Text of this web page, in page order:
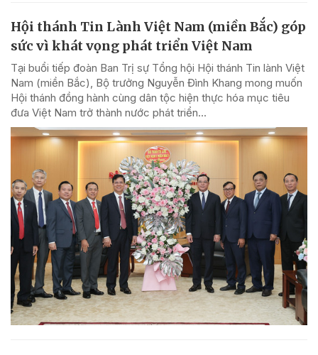
Hội thánh Tin Lành Việt Nam (miền Bắc) góp
sức vì khát vọng phát triển Việt Nam
Tại buổi tiếp đoàn Ban Trị sự Tổng hội Hội thánh Tin lành Việt
Nam (miền Bắc), Bộ trưởng Nguyễn Đình Khang mong muốn
Hội thánh đồng hành cùng dân tộc hiện thực hóa mục tiêu
đưa Việt Nam trở thành nước phát triển...